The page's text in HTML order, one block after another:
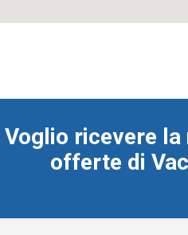
Voglio ricevere
offerte di